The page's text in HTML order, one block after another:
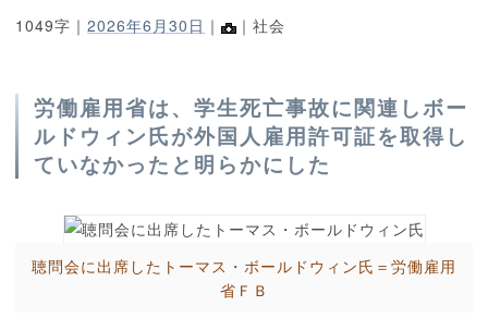
1049字｜ 2026年6月30日 ｜ ｜社会
労働雇用省は、学生死亡事故に関連しボー
ルドウィン氏が外国人雇用許可証を取得し
ていなかったと明らかにした
聴問会に出席したトーマス・ボールドウィン氏＝労働雇用
省ＦＢ